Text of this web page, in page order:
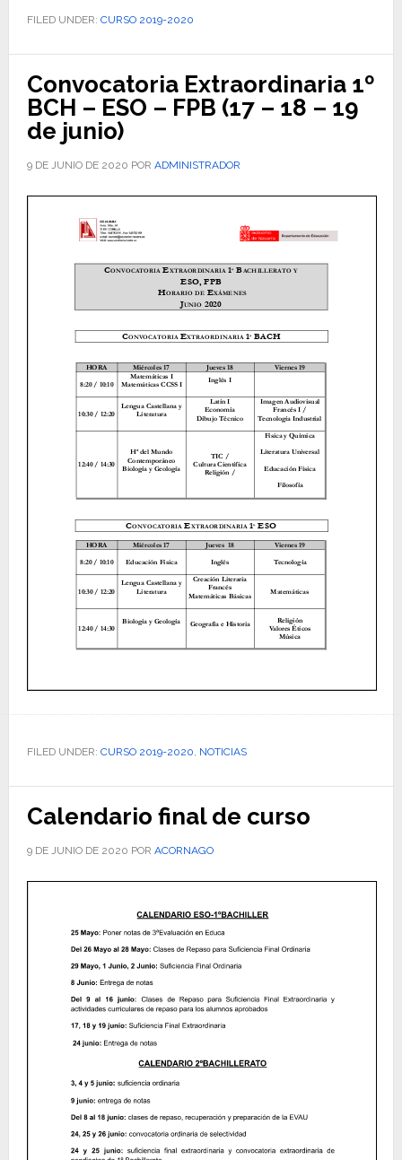
FILED UNDER: CURSO 2019-2020
Convocatoria Extraordinaria 1º
BCH – ESO – FPB (17 – 18 – 19
de junio)
9 DE JUNIO DE 2020 POR ADMINISTRADOR
FILED UNDER: CURSO 2019-2020, NOTICIAS
Calendario final de curso
9 DE JUNIO DE 2020 POR ACORNAGO